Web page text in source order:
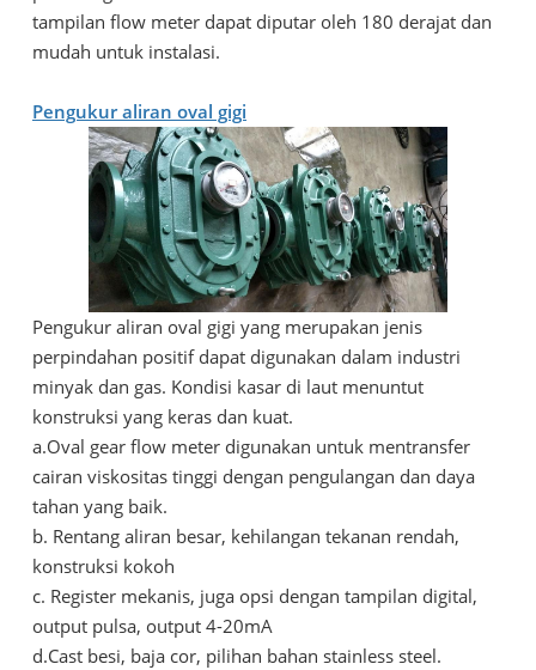
tampilan flow meter dapat diputar oleh 180 derajat dan
mudah untuk instalasi.
Pengukur aliran oval gigi
Pengukur aliran oval gigi yang merupakan jenis
perpindahan positif dapat digunakan dalam industri
minyak dan gas. Kondisi kasar di laut menuntut
konstruksi yang keras dan kuat.
a.Oval gear flow meter digunakan untuk mentransfer
cairan viskositas tinggi dengan pengulangan dan daya
tahan yang baik.
b. Rentang aliran besar, kehilangan tekanan rendah,
konstruksi kokoh
c. Register mekanis, juga opsi dengan tampilan digital,
output pulsa, output 4-20mA
d.Cast besi, baja cor, pilihan bahan stainless steel.